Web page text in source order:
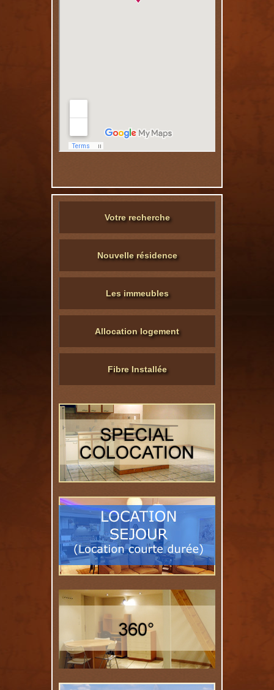
Votre recherche
Nouvelle résidence
Les immeubles
Allocation logement
Fibre Installée